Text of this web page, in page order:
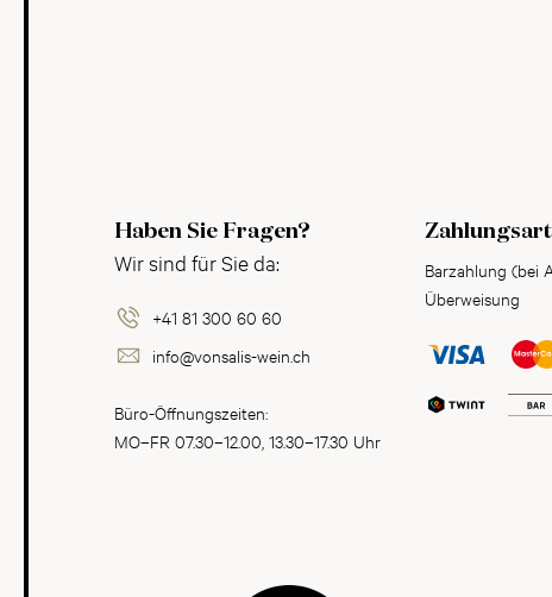
Haben Sie Fragen?
Wir sind für Sie da:
+41 81 300 60 60
info@vonsalis-wein.ch
Büro-Öffnungszeiten:
MO–FR 07.30–12.00, 13.30–17.30 Uhr
Barzahlung (bei
Überweisung